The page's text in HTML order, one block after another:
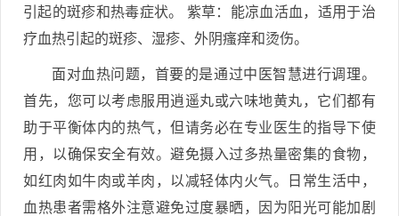
引起的斑疹和热毒症状。 紫草：能凉血活血，适用于治
疗血热引起的斑疹、湿疹、外阴瘙痒和烫伤。
面对血热问题，首要的是通过中医智慧进行调理。
首先，您可以考虑服用逍遥丸或六味地黄丸，它们都有
助于平衡体内的热气，但请务必在专业医生的指导下使
用，以确保安全有效。避免摄入过多热量密集的食物，
如红肉如牛肉或羊肉，以减轻体内火气。日常生活中，
血热患者需格外注意避免过度暴晒，因为阳光可能加剧